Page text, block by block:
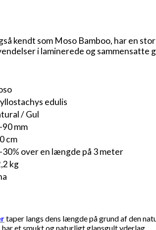
kendt som Moso Bamboo, har en
i laminerede og sammensatte
edulis
/ Gul
90 mm
cm
30% over en længde på 3 meter
kg
taper langs dens længde på grund af den
har et smukt og naturligt glansgult yderlag.